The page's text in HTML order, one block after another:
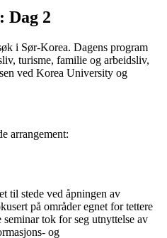
Dag 2
i Sør-Korea. Dagens program
turisme, familie og arbeidsliv,
ved Korea University og
arrangement:
til stede ved åpningen av
på områder egnet for tettere
tok for seg utnyttelse av
og